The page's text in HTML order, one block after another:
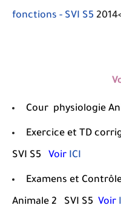
fonctions - SVI S5
Cour physiologie
Exercice et TD
SVI S5
Voir ICI
Examens et
Animale 2
SVI S5 Voir